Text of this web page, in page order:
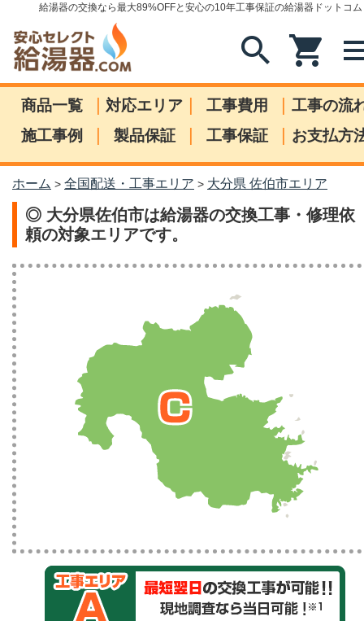
給湯器の交換なら最大89%OFFと安心の10年工事保証の給湯器ドットコム
search shopping_cart
商品一覧 | 対応エリア | 工事費用 | 工事の流
施工事例
| 製品保証 | 工事保証 | お支払方
ホーム > 全国配送・工事エリア > 大分県 佐伯市エリア
◎ 大分県佐伯市は給湯器の交換工事・修理依
頼の対象エリアです。